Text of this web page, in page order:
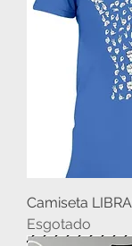
Camiseta
Esgotado